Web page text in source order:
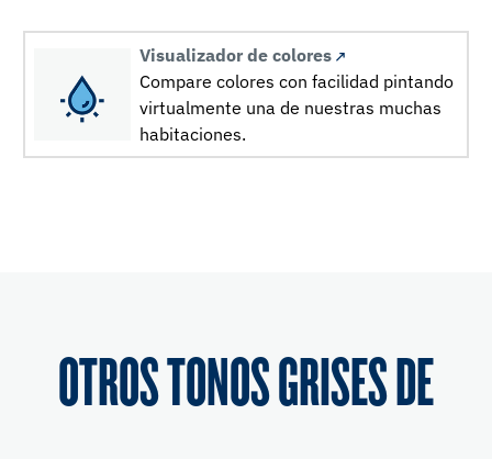
Visualizador de colores
Compare colores con facilidad pintando
virtualmente una de nuestras muchas
habitaciones.
OTROS TONOS GRISES DE